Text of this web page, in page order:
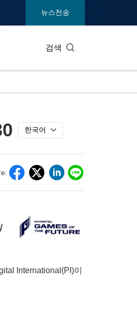
뉴스전송
검색
및 미디어
한국어
International(PI)이